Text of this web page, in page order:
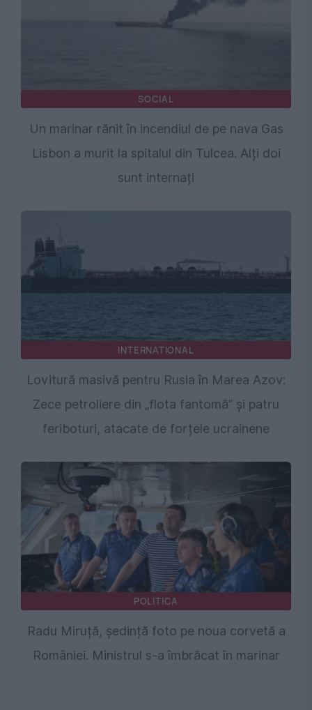
SOCIAL
Un marinar rănit în incendiul de pe nava Gas
Lisbon a murit la spitalul din Tulcea. Alți doi
sunt internați
INTERNATIONAL
Lovitură masivă pentru Rusia în Marea Azov:
Zece petroliere din „flota fantomă” și patru
feriboturi, atacate de forțele ucrainene
POLITICA
Radu Miruță, ședință foto pe noua corvetă a
României. Ministrul s-a îmbrăcat în marinar